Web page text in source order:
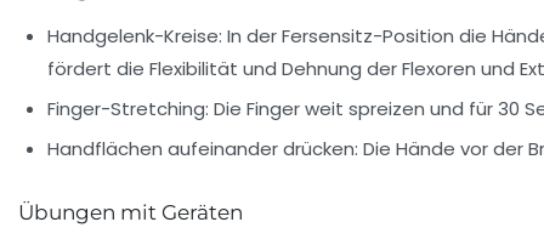
Handgelenk-Kreise: In der Fersensitz-Position die
fördert die Flexibilität und Dehnung der Flexoren und
Finger-Stretching: Die Finger weit spreizen und für 30
Handflächen aufeinander drücken: Die Hände vor der
Übungen mit Geräten